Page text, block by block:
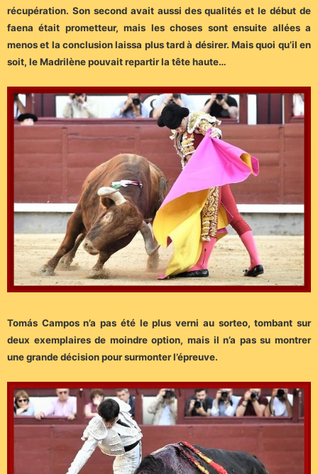
récupération. Son second avait aussi des qualités et le début de
faena était prometteur, mais les choses sont ensuite allées a
menos et la conclusion laissa plus tard à désirer. Mais quoi qu’il en
soit, le Madrilène pouvait repartir la tête haute…
Tomás Campos n’a pas été le plus verni au sorteo, tombant sur
deux exemplaires de moindre option, mais il n’a pas su montrer
une grande décision pour surmonter l’épreuve.